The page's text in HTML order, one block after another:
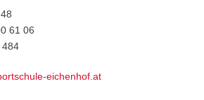
61 06
484
eichenhof.at